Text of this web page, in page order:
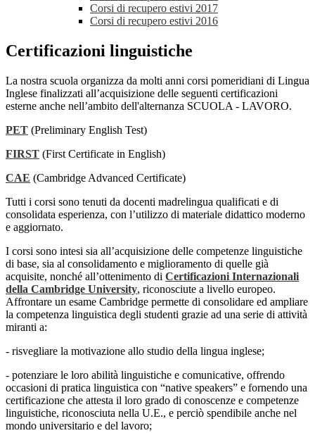
Corsi di recupero estivi 2017
Corsi di recupero estivi 2016
Certificazioni linguistiche
La nostra scuola organizza da molti anni corsi pomeridiani di Lingua
Inglese finalizzati all’acquisizione delle seguenti certificazioni
esterne anche nell’ambito dell'alternanza SCUOLA - LAVORO.
PET (Preliminary English Test)
FIRST (First Certificate in English)
CAE (Cambridge Advanced Certificate)
Tutti i corsi sono tenuti da docenti madrelingua qualificati e di
consolidata esperienza, con l’utilizzo di materiale didattico moderno
e aggiornato.
I corsi sono intesi sia all’acquisizione delle competenze linguistiche
di base, sia al consolidamento e miglioramento di quelle già
acquisite, nonché all’ottenimento di Certificazioni Internazionali
della Cambridge University, riconosciute a livello europeo.
Affrontare un esame Cambridge permette di consolidare ed ampliare
la competenza linguistica degli studenti grazie ad una serie di attività
miranti a:
- risvegliare la motivazione allo studio della lingua inglese;
- potenziare le loro abilità linguistiche e comunicative, offrendo
occasioni di pratica linguistica con “native speakers” e fornendo una
certificazione che attesta il loro grado di conoscenze e competenze
linguistiche, riconosciuta nella U.E., e perciò spendibile anche nel
mondo universitario e del lavoro;